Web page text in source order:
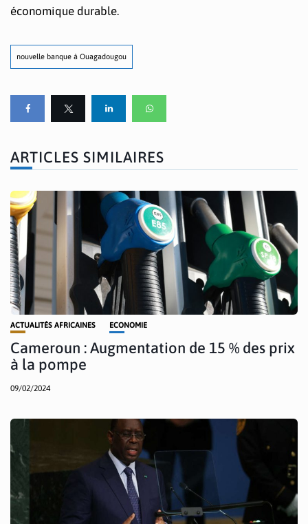
économique durable.
nouvelle banque à Ouagadougou
ARTICLES SIMILAIRES
ACTUALITÉS AFRICAINES ECONOMIE
Cameroun : Augmentation de 15 % des prix
à la pompe
09/02/2024